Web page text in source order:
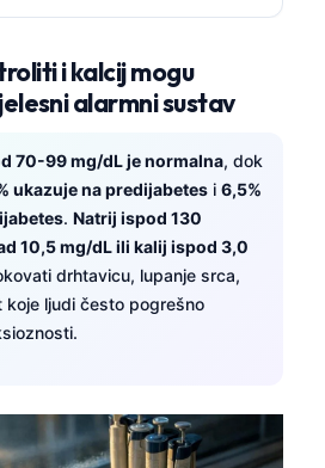
i kalcij mogu
alarmni sustav
70-99 mg/dL je normalna, dok
ukazuje na predijabetes i 6,5%
. Natrij ispod 130
10,5 mg/dL ili kalij ispod 3,0
drhtavicu, lupanje srca,
koje ljudi često pogrešno